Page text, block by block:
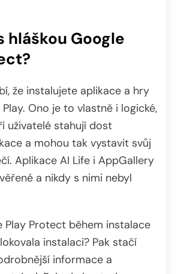
hláškou Google
že instalujete aplikace a hry
Ono je to vlastně i logické,
uživatelé stahují dost
a mohou tak vystavit svůj
Aplikace AI Life i AppGallery
a nikdy s nimi nebyl
Play Protect během instalace
instalaci? Pak stačí
informace a